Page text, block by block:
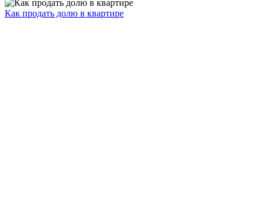
Как продать долю в квартире